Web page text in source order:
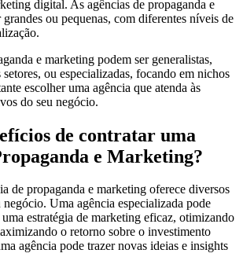
digital. As agências de propaganda e
ou pequenas, com diferentes níveis de
e marketing podem ser generalistas,
ou especializadas, focando em nichos
escolher uma agência que atenda às
do seu negócio.
de contratar uma
e Marketing?
de propaganda e marketing oferece diversos
Uma agência especializada pode
estratégia de marketing eficaz, otimizando
o retorno sobre o investimento
agência pode trazer novas ideias e insights